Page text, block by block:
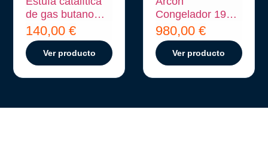
de gas butano
Orbegozo H 55
140,00€
Ver producto
Congelador 191
Litros
980,00 €
Ver producto